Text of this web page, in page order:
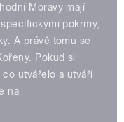
Moravy mají
pokrmy,
A právě tomu se
Pokud si
utvářelo a utváří
na